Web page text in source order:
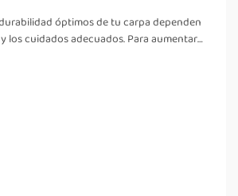
óptimos de tu carpa dependen
los cuidados adecuados. Para aumentar
estos consejos de cuidado: Limpieza
el polvo y otros residuos después